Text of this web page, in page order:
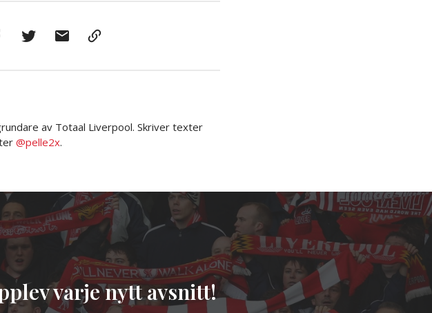
FacebookTwitter
post
av Totaal Liverpool. Skriver texter
@pelle2x.
varje nytt avsnitt!